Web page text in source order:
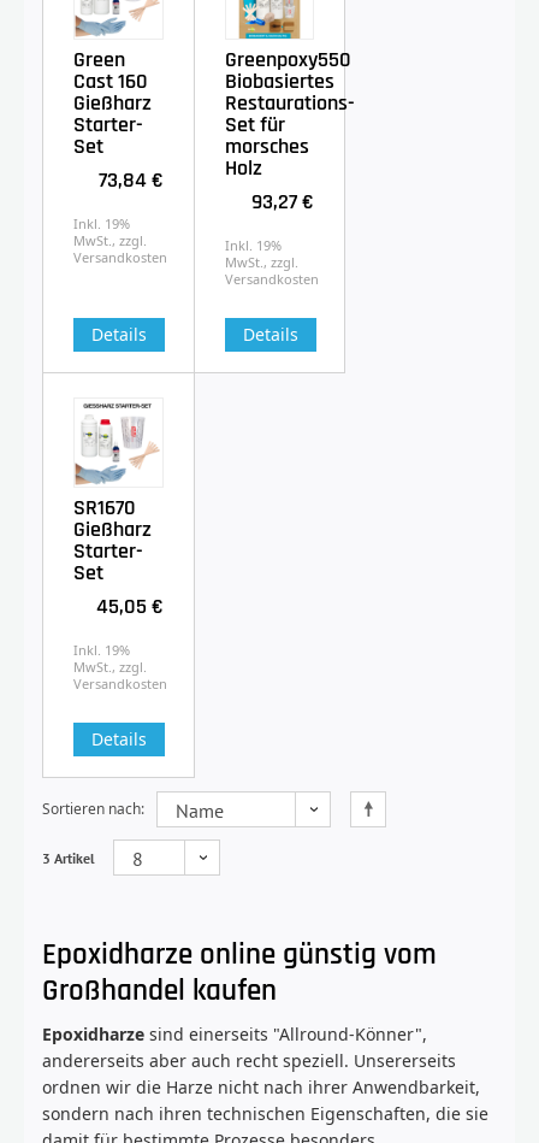
Green
Cast 160
Gießharz
Starter-
Set
73,84 €
Inkl. 19%
MwSt., zzgl.
Versandkosten
Details
Greenpoxy550
Biobasiertes
Restaurations-
Set für
morsches
Holz
93,27 €
Inkl. 19%
MwSt., zzgl.
Versandkosten
Details
SR1670
Gießharz
Starter-
Set
45,05 €
Inkl. 19%
MwSt., zzgl.
Versandkosten
Details
Sortieren nach
3 Artikel
Epoxidharze online günstig vom
Großhandel kaufen
Epoxidharze sind einerseits "Allround-Könner",
andererseits aber auch recht speziell. Unsererseits
ordnen wir die Harze nicht nach ihrer Anwendbarkeit,
sondern nach ihren technischen Eigenschaften, die sie